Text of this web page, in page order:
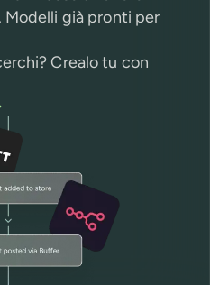
Modelli già pronti per
Crealo tu con